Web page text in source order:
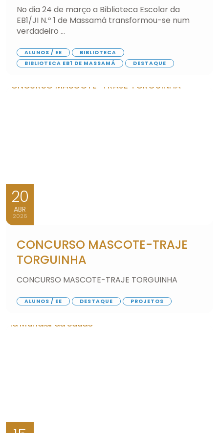
No dia 24 de março a Biblioteca Escolar da
EB1/JI N.º 1 de Massamá transformou-se num
verdadeiro ...
ALUNOS / EE
BIBLIOTECA
BIBLIOTECA EB1 DE MASSAMÁ
DESTAQUE
20
ABR
2026
CONCURSO MASCOTE-TRAJE
TORGUINHA
CONCURSO MASCOTE-TRAJE TORGUINHA
ALUNOS / EE DESTAQUE PROJETOS